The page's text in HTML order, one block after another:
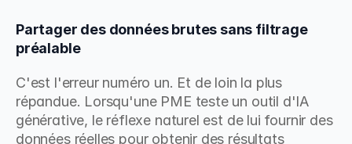
Partager des données brutes sans filtrage
préalable
C'est l'erreur numéro un. Et de loin la plus
répandue. Lorsqu'une PME teste un outil d'IA
générative, le réflexe naturel est de lui fournir des
données réelles pour obtenir des résultats